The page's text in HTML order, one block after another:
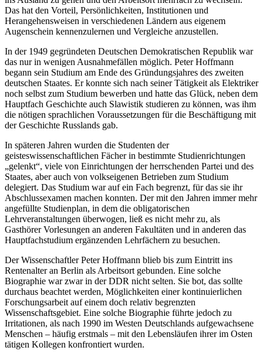
Das hat den Vorteil, Persönlichkeiten, Institutionen und
Herangehensweisen in verschiedenen Ländern aus eigenem
Augenschein kennenzulernen und Vergleiche anzustellen.
In der 1949 gegründeten Deutschen Demokratischen Republik war
das nur in wenigen Ausnahmefällen möglich. Peter Hoffmann
begann sein Studium am Ende des Gründungsjahres des zweiten
deutschen Staates. Er konnte sich nach seiner Tätigkeit als Elektriker
noch selbst zum Studium bewerben und hatte das Glück, neben dem
Hauptfach Geschichte auch Slawistik studieren zu können, was ihm
die nötigen sprachlichen Voraussetzungen für die Beschäftigung mit
der Geschichte Russlands gab.
In späteren Jahren wurden die Studenten der
geisteswissenschaftlichen Fächer in bestimmte Studienrichtungen
„gelenkt“, viele von Einrichtungen der herrschenden Partei und des
Staates, aber auch von volkseigenen Betrieben zum Studium
delegiert. Das Studium war auf ein Fach begrenzt, für das sie ihr
Abschlussexamen machen konnten. Der mit den Jahren immer mehr
angefüllte Studienplan, in dem die obligatorischen
Lehrveranstaltungen überwogen, ließ es nicht mehr zu, als
Gasthörer Vorlesungen an anderen Fakultäten und in anderen das
Hauptfachstudium ergänzenden Lehrfächern zu besuchen.
Der Wissenschaftler Peter Hoffmann blieb bis zum Eintritt ins
Rentenalter an Berlin als Arbeitsort gebunden. Eine solche
Biographie war zwar in der DDR nicht selten. Sie bot, das sollte
durchaus beachtet werden, Möglichkeiten einer kontinuierlichen
Forschungsarbeit auf einem doch relativ begrenzten
Wissenschaftsgebiet. Eine solche Biographie führte jedoch zu
Irritationen, als nach 1990 im Westen Deutschlands aufgewachsene
Menschen – häufig erstmals – mit den Lebensläufen ihrer im Osten
tätigen Kollegen konfrontiert wurden.